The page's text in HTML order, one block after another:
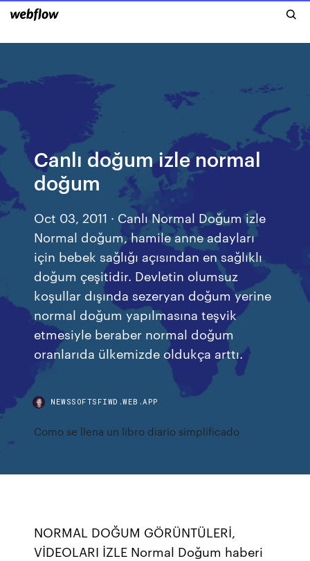
Canlı doğum izle normal
doğum
Oct 03, 2011 · Canlı Normal Doğum izle
Normal doğum, hamile anne adayları
için bebek sağlığı açısından en sağlıklı
doğum çeşitidir. Devletin olumsuz
koşullar dışında sezeryan doğum yerine
normal doğum yapılmasına teşvik
etmesiyle beraber normal doğum
oranlarıda ülkemizde oldukça arttı.
NEWSSOFTSFIWD.WEB.APP
Como se llena un libro diario simplificado
NORMAL DOĞUM GÖRÜNTÜLERİ,
VİDEOLARI İZLE Normal Doğum haberi